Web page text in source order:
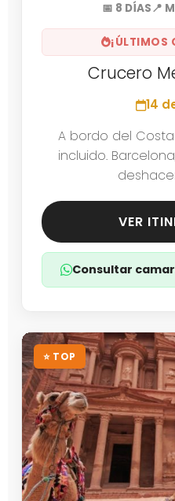
📅 8 DÍAS📍
¡ÚLTIMOS
Crucero
14
A bordo del
incluido.
VER
Consultar
⭐ TOP